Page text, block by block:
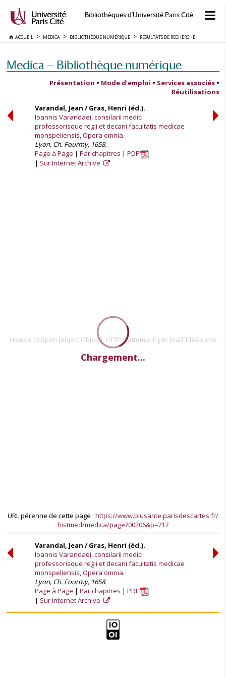
Bibliothèques d'Université Paris Cité
ACCUEIL MEDICA BIBLIOTHÈQUE NUMÉRIQUE RÉSULTATS DE RECHERCHE
Medica — Bibliothèque numérique
Présentation • Mode d’emploi • Services associés •
Réutilisations
Varandal, Jean / Gras, Henri (éd.).
Ioannis Varandaei, consilarii medici
professorisque regii et decani facultatis medicae
monspeliensis, Opera omnia.
Lyon, Ch. Fourmy, 1658.
Page à Page
Par chapitres
PDF
Sur Internet Archive
Unable to open [object Object]: HTTP 0 attempting to load TileSource
Chargement...
URL pérenne de cette page : https://www.biusante.parisdescartes.fr/
histmed/medica/page?00206&p=717
Varandal, Jean / Gras, Henri (éd.).
Ioannis Varandaei, consilarii medici
professorisque regii et decani facultatis medicae
monspeliensis, Opera omnia.
Lyon, Ch. Fourmy, 1658.
Page à Page
Par chapitres
PDF
Sur Internet Archive